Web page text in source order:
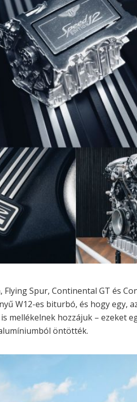
Flying Spur, Continental GT és
W12-es biturbó, és hogy egy,
mellékelnek hozzájuk – ezeket
öntötték.